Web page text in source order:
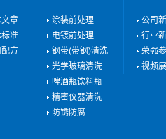
章
准
方
涂装前处理
电镀前处理
钢带(带钢)清洗
光学玻璃清洗
啤酒瓶饮料瓶
精密仪器清洗
防锈防腐
公司
行业
荣强
视频